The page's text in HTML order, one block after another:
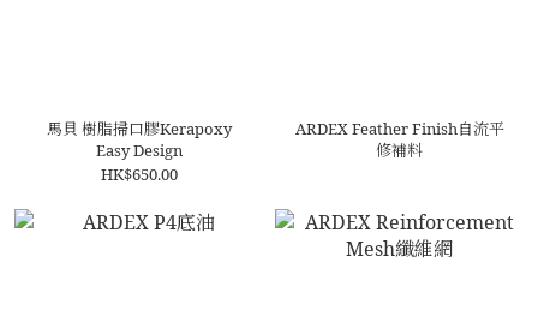
馬貝 樹脂掃口膠Kerapoxy
Easy Design
HK$650.00
ARDEX Feather Finish自流平
修補料